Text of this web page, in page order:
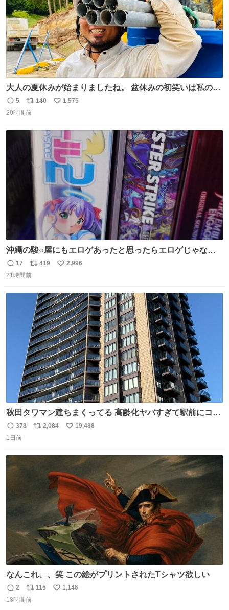
大人の夏休みが始まりましたね。 盆休みの初笑いは私の現
場コスプレ マスターイーでお願いします！！
返
信
5
リ
ポ
数
140
い
数
1,575
20時間前
沖縄の駿○屋にもエロゲあったと思ったらエロゲじゃなか
った
返
信
17
リ
ポ
ト
数
419
い
数
2,996
21時間前
秋田タワマン建ちまくってる 高齢化ヤバすぎて駅前にコン
パクトシティつくって高齢者を住ませる考えらしい 病院も
全部駅前にある
返
信
378
リ
2,084
い
19,488
1日前
なんこれ、、笑 この絵がプリントされたTシャツ欲しい
返
信
2
リ
ポ
115
い
1,146
18時間前